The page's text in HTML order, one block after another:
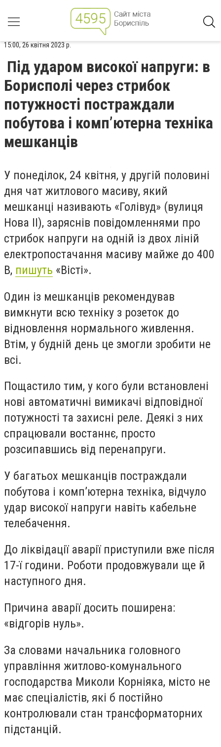
15:00, 26 квітня 2023 р.
Під ударом високої напруги: в
Борисполі через стрибок
потужності постраждали
побутова і комп’ютерна техніка
мешканців
У понеділок, 24 квітня, у другій половині
дня чат житлового масиву, який
мешканці називають «Голівуд» (вулиця
Нова ІІ), заряснів повідомленнями про
стрибок напруги на одній із двох ліній
електропостачання масиву майже до 400
В, пишуть «Вісті».
Один із мешканців рекомендував
вимкнути всю техніку з розеток до
відновлення нормального живлення.
Втім, у будній день це змогли зробити не
всі.
Пощастило тим, у кого були встановлені
нові автоматичні вимикачі відповідної
потужності та захисні реле. Деякі з них
спрацювали востаннє, просто
розсипавшись від перенапруги.
У багатьох мешканців постраждали
побутова і комп’ютерна техніка, відчуло
удар високої напруги навіть кабельне
телебачення.
До ліквідації аварії приступили вже після
17-ї години. Роботи продовжували ще й
наступного дня.
Причина аварії досить поширена:
«відгорів нуль».
За словами начальника головного
управління житлово-комунального
господарства Миколи Корніяка, місто не
має спеціалістів, які б постійно
контролювали стан трансформаторних
підстанцій.